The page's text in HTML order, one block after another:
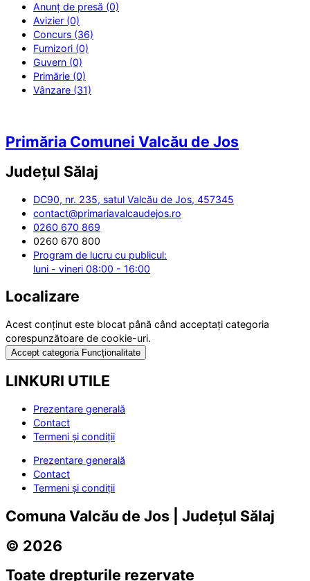
Anunț de presă (0)
Avizier (0)
Concurs (36)
Furnizori (0)
Guvern (0)
Primărie (0)
Vânzare (31)
Primăria Comunei Valcău de Jos
Județul Sălaj
DC90, nr. 235, satul Valcău de Jos, 457345
contact@primariavalcaudejos.ro
0260 670 869
0260 670 800
Program de lucru cu publicul:
luni - vineri 08:00 - 16:00
Localizare
Acest conținut este blocat până când acceptați categoria
corespunzătoare de cookie-uri.
Accept categoria Funcționalitate
LINKURI UTILE
Prezentare generală
Contact
Termeni și condiții
Prezentare generală
Contact
Termeni și condiții
Comuna Valcău de Jos | Județul Sălaj
© 2026
Toate drepturile rezervate